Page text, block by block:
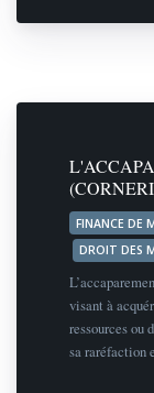
FINANCE DE
DROIT DES
visant à
ressources ou
sa raréfaction